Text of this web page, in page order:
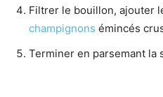
Filtrer le bouillon, ajouter
champignons émincés
Terminer en parsemant la